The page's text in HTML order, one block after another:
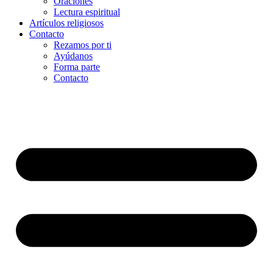
Lectura espiritual
Artículos religiosos
Contacto
Rezamos por ti
Ayúdanos
Forma parte
Contacto